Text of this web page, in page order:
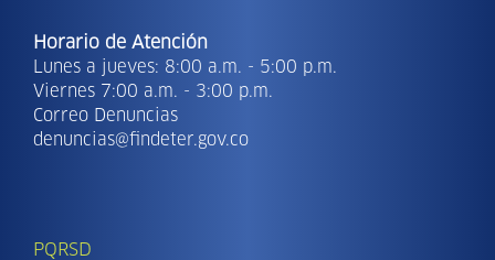
Horario de Atención
Lunes a jueves: 8:00 a.m. - 5:00 p.m.
Viernes 7:00 a.m. - 3:00 p.m.
Correo Denuncias
denuncias@findeter.gov.co
PQRSD